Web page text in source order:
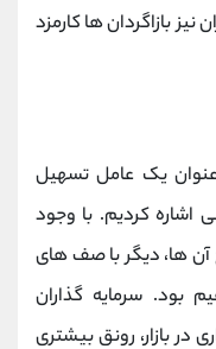
بازاگردان ها کارمزد
عنوان یک عامل تسهیل
اشاره کردیم. با وجود
ها، دیگر با صف های
بود. سرمایه گذاران
بازار، رونق بیشتری